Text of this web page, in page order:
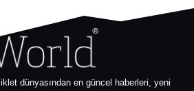
dünyasından en güncel haberleri, yeni